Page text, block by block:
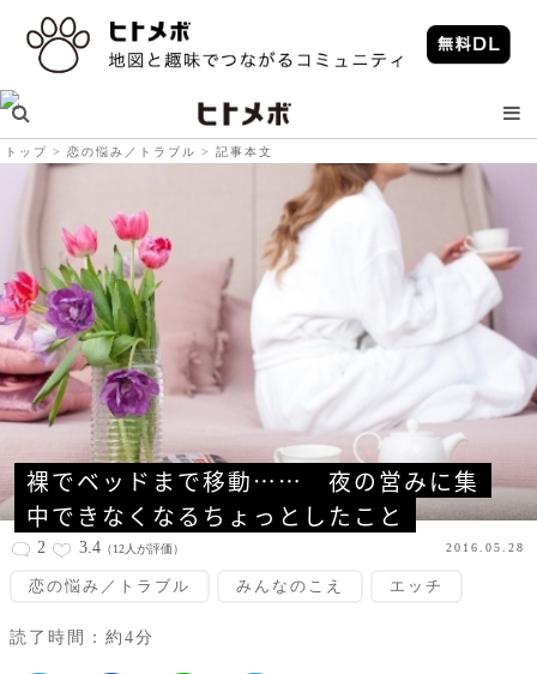
トップ 恋の悩み／トラブル 記事本文
裸でベッドまで移動……　夜の営みに集
中できなくなるちょっとしたこと
2 3.4 （12人が評価） 2016.05.28
恋の悩み／トラブル みんなのこえ エッチ
読了時間：約4分